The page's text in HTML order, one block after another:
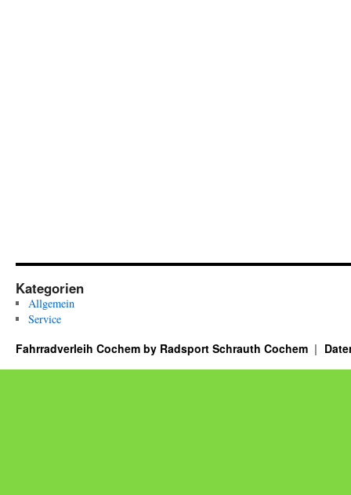
Kategorien
Allgemein
Service
Fahrradverleih Cochem by Radsport Schrauth Cochem